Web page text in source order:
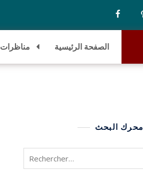
مناظرات الصفحة الرئيسية
محرك البحث